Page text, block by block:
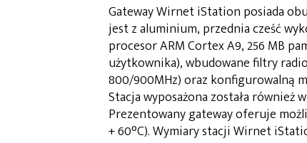
Gateway Wirnet iStation posiada
jest z aluminium, przednia cześć
procesor ARM Cortex A9, 256 MB
użytkownika), wbudowane filtry
800/900MHz) oraz konfigurowalną
Stacja wyposażona została również
Prezentowany gateway oferuje
+ 60°C). Wymiary stacji Wirnet